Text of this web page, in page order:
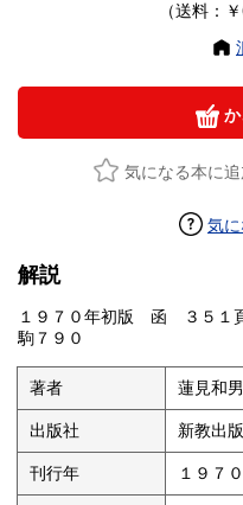
（送料：
気になる本に追
気
解説
１９７０年初版 函 ３５
駒７９０
著者 蓮見和
出版社 新教出
刊行年 １９７